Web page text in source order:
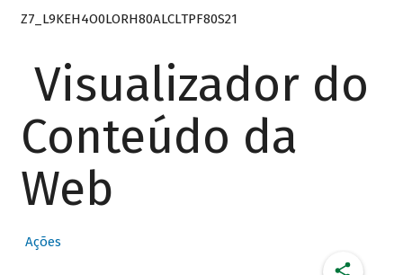
Z7_L9KEH4O0LORH80ALCLTPF80S21
Visualizador do
Conteúdo da
Web
Ações